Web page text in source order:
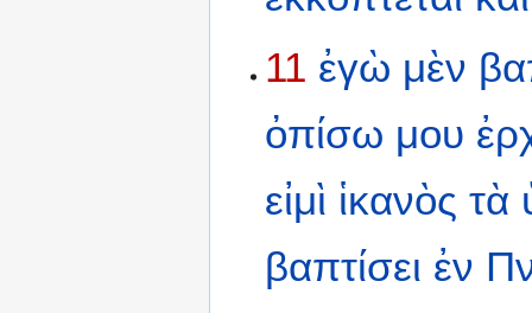
11 ἐγὼ μὲν
ὀπίσω μου
εἰμὶ ἱκανὸς τὰ
βαπτίσει ἐν